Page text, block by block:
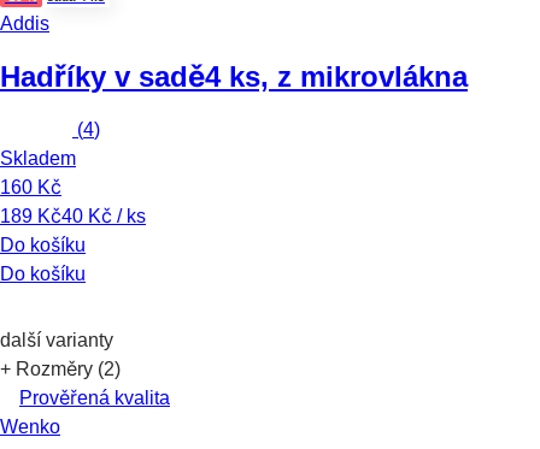
Addis
Hadříky v sadě4 ks, z mikrovlákna
(4)
Skladem
160 Kč
189 Kč40 Kč / ks
Do košíku
Do košíku
další varianty
+ Rozměry (2)
Prověřená kvalita
Wenko